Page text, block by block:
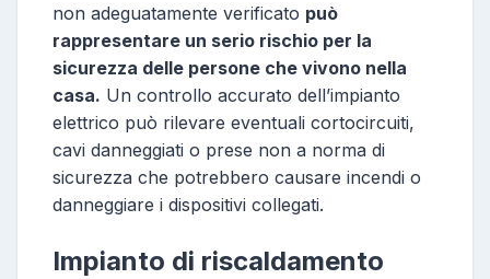
non adeguatamente verificato può
rappresentare un serio rischio per la
sicurezza delle persone che vivono nella
casa. Un controllo accurato dell’impianto
elettrico può rilevare eventuali cortocircuiti,
cavi danneggiati o prese non a norma di
sicurezza che potrebbero causare incendi o
danneggiare i dispositivi collegati.
Impianto di riscaldamento